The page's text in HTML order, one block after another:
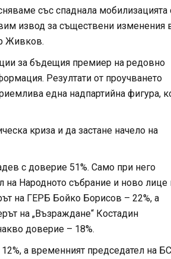
със спаднала мобилизацията
извод за съществени изменения
Живков.
за бъдещия премиер на редовно
Резултати от проучването
една надпартийна фигура,
криза и да застане начело на
с доверие 51%. Само при него
на Народното събрание и ново лице
на ГЕРБ Бойко Борисов – 22%, а
на „Възраждане“ Костадин
доверие – 18%.
а временният председател на